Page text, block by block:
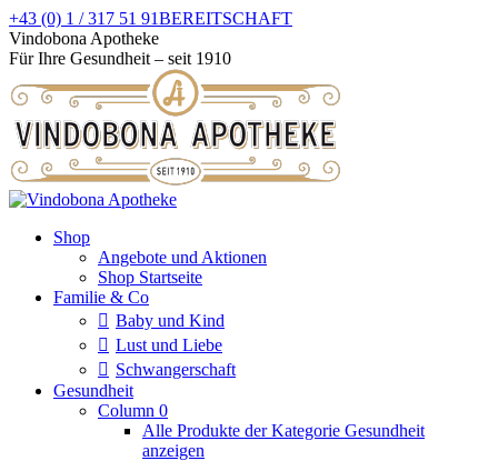
Zum
Inhalt
springen
+43 (0) 1 / 317 51 91BEREITSCHAFT
Facebook
page
in
new
window
Instagram
page
in
new
window
Vindobona Apotheke
Für Ihre Gesundheit – seit 1910
Shop
Angebote und Aktionen
Shop Startseite
Familie & Co
Baby und Kind
Lust und Liebe
Schwangerschaft
Gesundheit
Column 0
Alle Produkte der Kategorie Gesundheit
anzeigen